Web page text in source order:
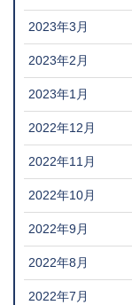
2023年3月
2023年2月
2023年1月
2022年12月
2022年11月
2022年10月
2022年9月
2022年8月
2022年7月